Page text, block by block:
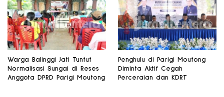
Warga Balinggi Jati Tuntut
Normalisasi Sungai di Reses
Anggota DPRD Parigi Moutong
Penghulu di Parigi Moutong
Diminta Aktif Cegah
Perceraian dan KDRT